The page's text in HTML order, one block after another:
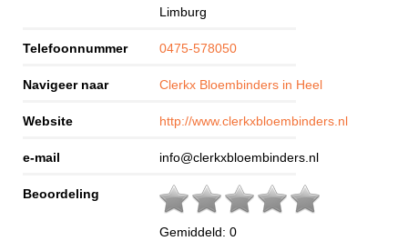
Limburg
Telefoonnummer 0475-578050
Navigeer naar Clerkx Bloembinders in Heel
Website http://www.clerkxbloembinders.nl
e-mail info@clerkxbloembinders.nl
Beoordeling
Gemiddeld: 0